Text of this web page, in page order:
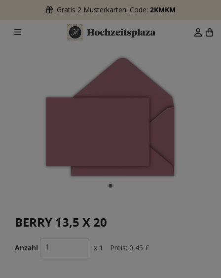
Gratis 2 Musterkarten! Code: 2KMKM
BERRY 13,5 X 20
Anzahl x 1 Preis: 0,45 €